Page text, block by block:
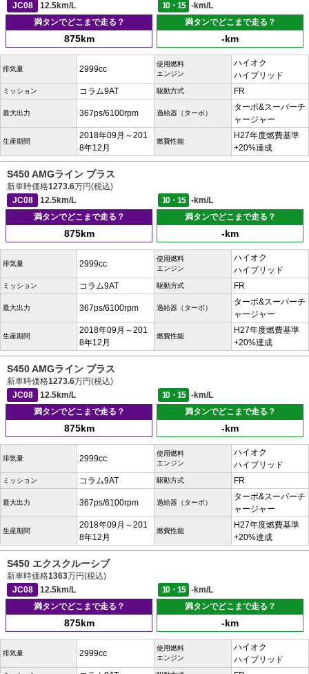
JC08
12.5km/L 10・15
-km/L
満タンでどこまで走る？
875km
満タンでどこまで走る？
-km
排気量 2999cc
使用燃料
エンジン
ハイオク
ハイブリッド
ミッション コラム9AT 駆動方式 FR
最大出力 367ps/6100rpm 過給器（ターボ）
ターボ&スーパーチ
ャージャー
生産期間
2018年09月～201
8年12月
燃費性能
H27年度燃費基準
+20%達成
S450 AMGライン プラス
新車時価格1273.6万円(税込)
JC08
12.5km/L 10・15
-km/L
満タンでどこまで走る？
875km
満タンでどこまで走る？
-km
排気量 2999cc
使用燃料
エンジン
ハイオク
ハイブリッド
ミッション コラム9AT 駆動方式 FR
最大出力 367ps/6100rpm 過給器（ターボ）
ターボ&スーパーチ
ャージャー
生産期間
2018年09月～201
8年12月
燃費性能
H27年度燃費基準
+20%達成
S450 AMGライン プラス
新車時価格1273.6万円(税込)
JC08
12.5km/L 10・15
-km/L
満タンでどこまで走る？
875km
満タンでどこまで走る？
-km
排気量 2999cc
使用燃料
エンジン
ハイオク
ハイブリッド
ミッション コラム9AT 駆動方式 FR
最大出力 367ps/6100rpm 過給器（ターボ）
ターボ&スーパーチ
ャージャー
生産期間
2018年09月～201
8年12月
燃費性能
H27年度燃費基準
+20%達成
S450 エクスクルーシブ
新車時価格1363万円(税込)
JC08
12.5km/L 10・15
-km/L
満タンでどこまで走る？
875km
満タンでどこまで走る？
-km
排気量 2999cc
使用燃料
エンジン
ハイオク
ハイブリッド